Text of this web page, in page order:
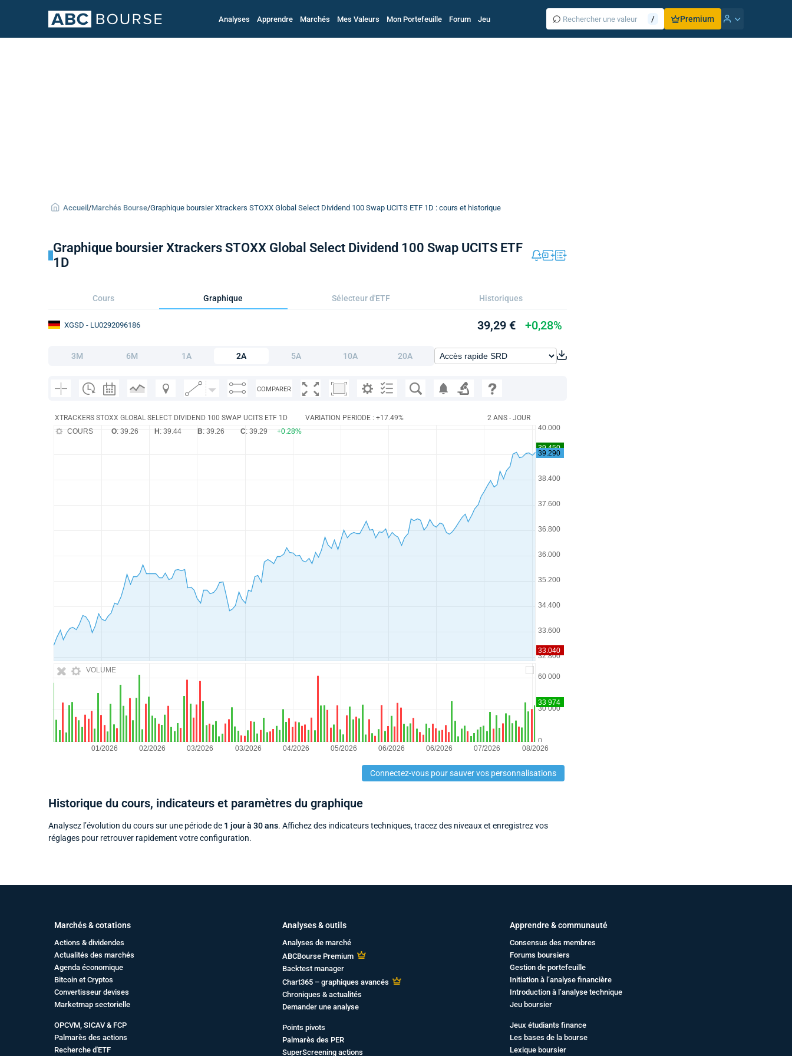
Analyses Apprendre Marchés Mes Valeurs Mon Portefeuille Forum Jeu ⌕ / Premium
Accueil /Marchés Bourse/Graphique boursier Xtrackers STOXX Global Select Dividend 100 Swap UCITS ETF 1D : cours et historique
Graphique boursier Xtrackers STOXX Global Select Dividend 100 Swap UCITS ETF
1D
Cours Graphique Sélecteur d'ETF Historiques
XGSD - LU0292096186 39,29 € +0,28%
3M 6M 1A 2A 5A 10A 20A
COMPARER
XTRACKERS STOXX GLOBAL SELECT DIVIDEND 100 SWAP UCITS ETF 1D VARIATION PERIODE : +17.49% 2 ANS - JOUR
VOLUME
COURS O: 39.26 H : 39.44 B: 39.26 C: 39.29 +0.28%
Connectez-vous pour sauver vos personnalisations
Historique du cours, indicateurs et paramètres du graphique
Analysez l’évolution du cours sur une période de 1 jour à 30 ans. Affichez des indicateurs techniques, tracez des niveaux et enregistrez vos
réglages pour retrouver rapidement votre configuration.
Marchés & cotations
Actions & dividendes
Actualités des marchés
Agenda économique
Bitcoin et Cryptos
Convertisseur devises
Marketmap sectorielle
OPCVM, SICAV & FCP
Palmarès des actions
Recherche d'ETF
Analyses & outils
Analyses de marché
ABCBourse Premium
Backtest manager
Chart365 – graphiques avancés
Chroniques & actualités
Demander une analyse
Points pivots
Palmarès des PER
SuperScreening actions
Apprendre & communauté
Consensus des membres
Forums boursiers
Gestion de portefeuille
Initiation à l’analyse financière
Introduction à l’analyse technique
Jeu boursier
Jeux étudiants finance
Les bases de la bourse
Lexique boursier